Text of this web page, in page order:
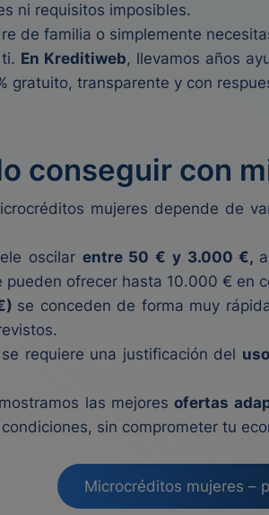
ni requisitos imposibles.
de familia o simplemente
En Kreditiweb, llevamos años
gratuito, transparente y con
conseguir con
mujeres depende de
oscilar entre 50 € y 3.000 €,
ofrecer hasta 10.000 € en
se conceden de forma muy
requiere una justificación del
las mejoresofertas
sin comprometer tu
Microcréditos mujeres –